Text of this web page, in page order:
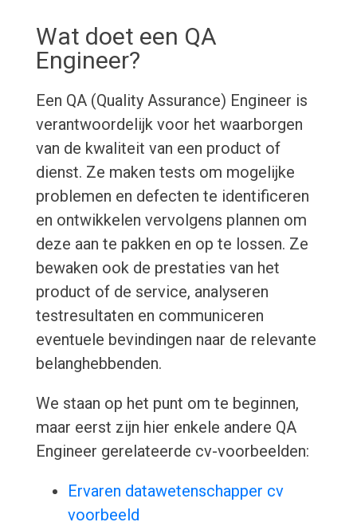
Wat doet een QA
Engineer?
Een QA (Quality Assurance) Engineer is
verantwoordelijk voor het waarborgen
van de kwaliteit van een product of
dienst. Ze maken tests om mogelijke
problemen en defecten te identificeren
en ontwikkelen vervolgens plannen om
deze aan te pakken en op te lossen. Ze
bewaken ook de prestaties van het
product of de service, analyseren
testresultaten en communiceren
eventuele bevindingen naar de relevante
belanghebbenden.
We staan op het punt om te beginnen,
maar eerst zijn hier enkele andere QA
Engineer gerelateerde cv-voorbeelden:
Ervaren datawetenschapper cv
voorbeeld